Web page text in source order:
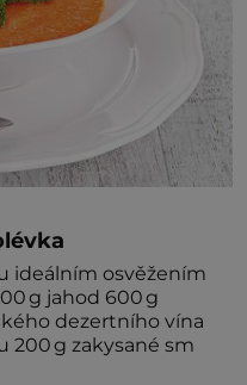
ideálním osvěžením
dezertního vína
200 g zakysané sm